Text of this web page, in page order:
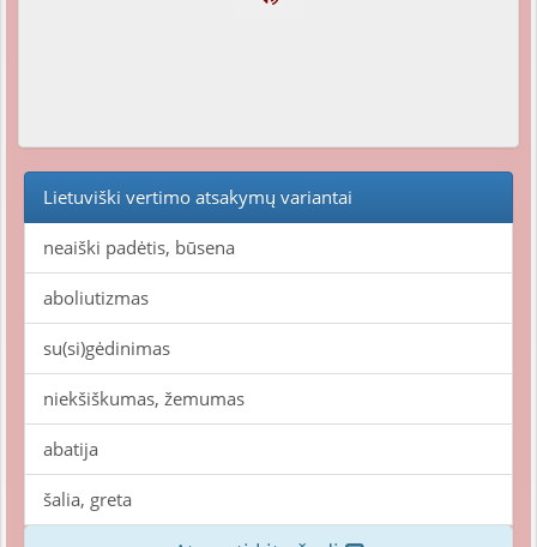
Lietuviški vertimo atsakymų variantai
neaiški padėtis, būsena
aboliutizmas
su(si)gėdinimas
niekšiškumas, žemumas
abatija
šalia, greta